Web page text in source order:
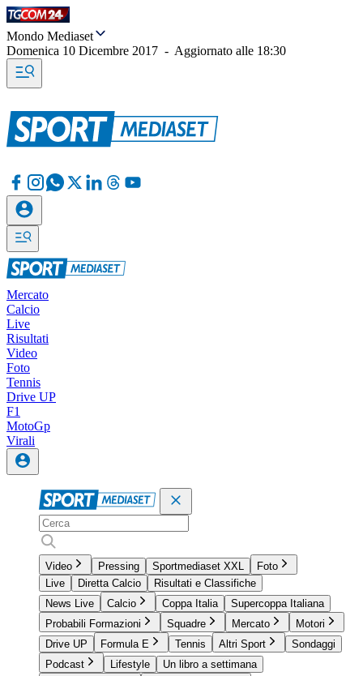
Mondo Mediaset
Domenica 10 Dicembre 2017 - Aggiornato alle 18:30
Mercato
Calcio
Live
Risultati
Video
Foto
Tennis
Drive UP
F1
MotoGp
Virali
Video Pressing Sportmediaset XXL
Foto
Live
Diretta Calcio
Risultati e Classifiche
News Live
Calcio Coppa Italia
Supercoppa Italiana
Probabili Formazioni
Squadre Mercato
Motori
Drive UP
Formula E Tennis Altri Sport
Sondaggi
Podcast
Lifestyle
Un libro a settimana